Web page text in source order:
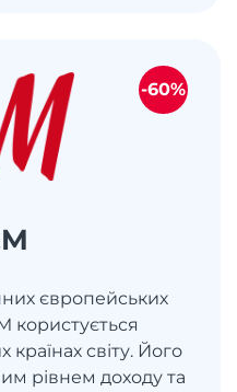
європейських
користується
країнах світу. Його
рівнем доходу та
-60%